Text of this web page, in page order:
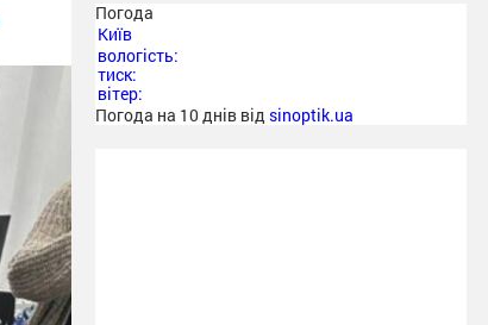
Погода
Київ
вологість:
тиск:
вітер:
Погода на 10 днів від sinoptik.ua